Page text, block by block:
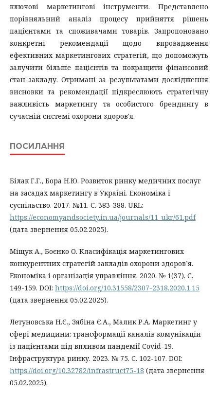
ключові маркетингові інструменти. Представлено
порівняльний аналіз процесу прийняття рішень
пацієнтами та споживачами товарів. Запропоновано
конкретні рекомендації щодо впровадження
ефективних маркетингових стратегій, що допоможуть
залучити більше пацієнтів та покращити фінансовий
стан закладу. Отримані за результатами дослідження
висновки та рекомендації підкреслюють стратегічну
важливість маркетингу та особистого брендингу в
сучасній системі охорони здоров'я.
ПОСИЛАННЯ
Білак Г.Г., Бора Н.Ю. Розвиток ринку медичних послуг
на засадах маркетингу в Україні. Економіка і
суспільство. 2017. №11. С. 383-388. URL:
https://economyandsociety.in.ua/journals/11_ukr/61.pdf
(дата звернення 05.02.2025).
Міщук А., Боєнко О. Класифікація маркетингових
конкурентних стратегій закладів охорони здоров’я.
Економіка і організація управління. 2020. № 1(37). С.
149-159. DOI: https://doi.org/10.31558/2307-2318.2020.1.15
(дата звернення 05.02.2025).
Летуновська Н.Є., Зябіна Є.А., Малик Р.А. Маркетинг у
сфері медицини: трансформації каналів комунікацій
із пацієнтами під впливом пандемії Сovid-19.
Інфраструктура ринку. 2023. № 75. C. 102-107. DOI:
https://doi.org/10.32782/infrastruct75-18 (дата звернення
05.02.2025).